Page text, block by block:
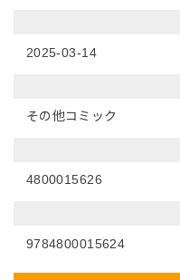
2025-03-14
その他コミック
4800015626
9784800015624